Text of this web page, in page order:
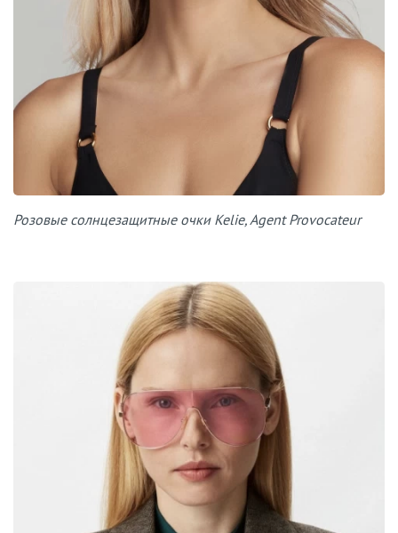
Розовые солнцезащитные очки Kelie, Agent Provocateur